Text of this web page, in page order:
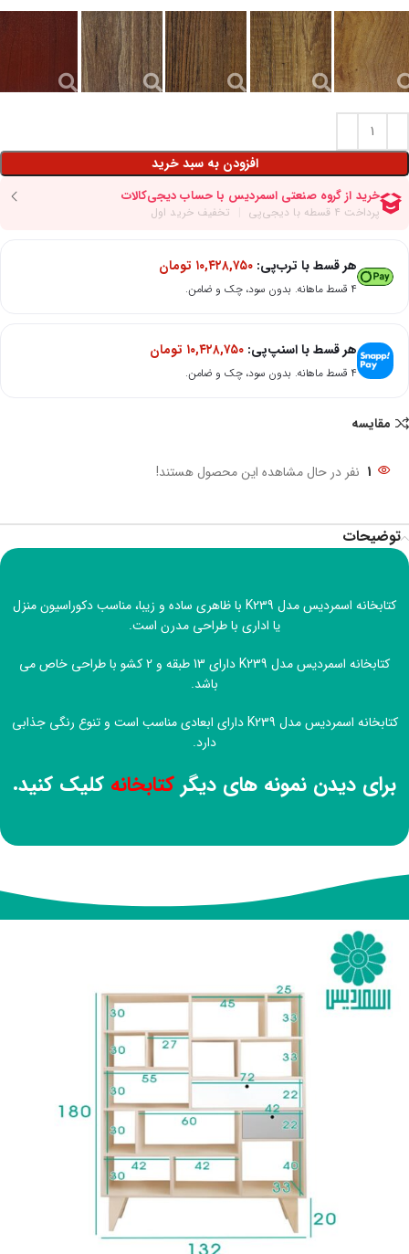
افزودن به سبد خرید
هر قسط با ترب‌پی: ۱۰,۴۲۸,۷۵۰ تومان
۴ قسط ماهانه. بدون سود، چک و ضامن.
هر قسط با اسنپ‌پی: ۱۰,۴۲۸,۷۵۰ تومان
۴ قسط ماهانه. بدون سود، چک و ضامن.
مقایسه
1 نفر در حال مشاهده این محصول هستند!
توضیحات
کتابخانه اسمردیس مدل K239 با ظاهری ساده و زیبا، مناسب دکوراسیون منزل
یا اداری با طراحی مدرن است.
کتابخانه اسمردیس مدل K239 دارای 13 طبقه و 2 کشو با طراحی خاص می
باشد.
کتابخانه اسمردیس مدل K239 دارای ابعادی مناسب است و تنوع رنگی جذابی
دارد.
برای دیدن نمونه های دیگر کتابخانه کلیک کنید.